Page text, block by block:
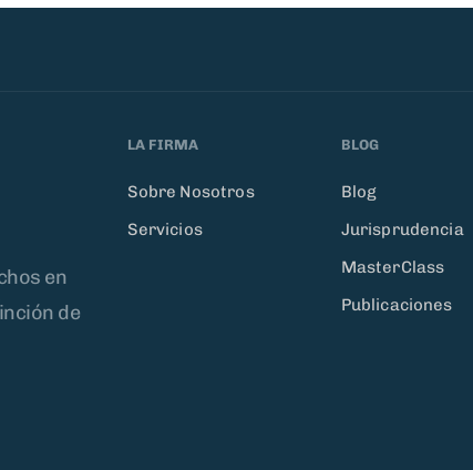
en
de
LA FIRMA
Sobre Nosotros
Servicios
BLOG
Blog
Jurisprudencia
MasterClass
Publicaciones